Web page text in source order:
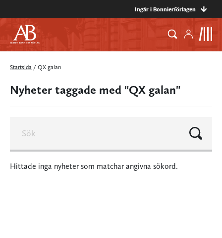
Ingår i Bonnierförlagen
Startsida / QX galan
Nyheter taggade med "QX galan"
Hittade inga nyheter som matchar angivna sökord.